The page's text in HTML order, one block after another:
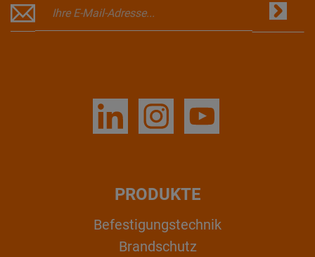
PRODUKTE
Befestigungstechnik
Brandschutz